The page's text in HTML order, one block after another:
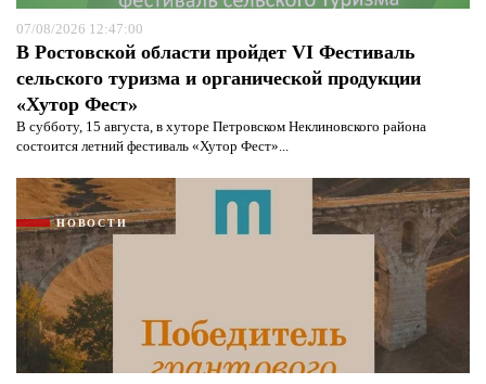
07/08/2026 12:47:00
В Ростовской области пройдет VI Фестиваль
сельского туризма и органической продукции
«Хутор Фест»
В субботу, 15 августа, в хуторе Петровском Неклиновского района
состоится летний фестиваль «Хутор Фест»...
НОВОСТИ